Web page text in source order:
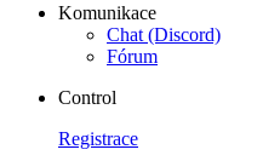
Komunikace
Chat (Discord)
Fórum
Control
Registrace